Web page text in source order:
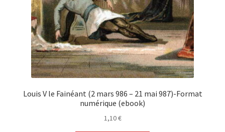
Louis V le Fainéant (2 mars 986 – 21 mai 987)-Format
numérique (ebook)
1,10€